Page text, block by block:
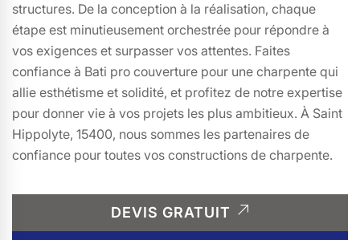
structures. De la conception à la réalisation, chaque
étape est minutieusement orchestrée pour répondre à
vos exigences et surpasser vos attentes. Faites
confiance à Bati pro couverture pour une charpente qui
allie esthétisme et solidité, et profitez de notre expertise
pour donner vie à vos projets les plus ambitieux. À Saint
Hippolyte, 15400, nous sommes les partenaires de
confiance pour toutes vos constructions de charpente.
DEVIS GRATUIT